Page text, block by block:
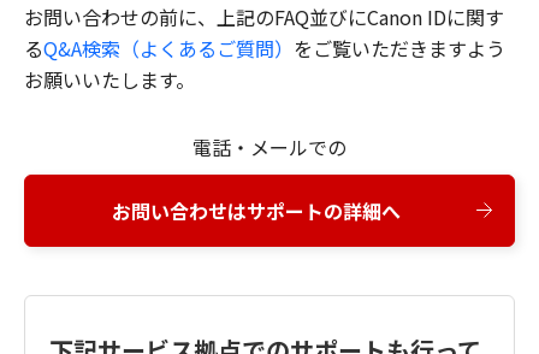
お問い合わせの前に、上記のFAQ並びにCanon IDに関す
るQ&A検索（よくあるご質問） をご覧いただきますよう
お願いいたします。
電話・メールでの
お問い合わせはサポートの詳細へ